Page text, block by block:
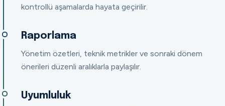
kontrollü aşamalarda hayata geçirilir.
Raporlama
Yönetim özetleri, teknik metrikler ve sonraki dönem
önerileri düzenli aralıklarla paylaşılır.
Uyumluluk